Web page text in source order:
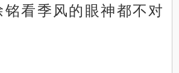
铭看季风的眼神都不对